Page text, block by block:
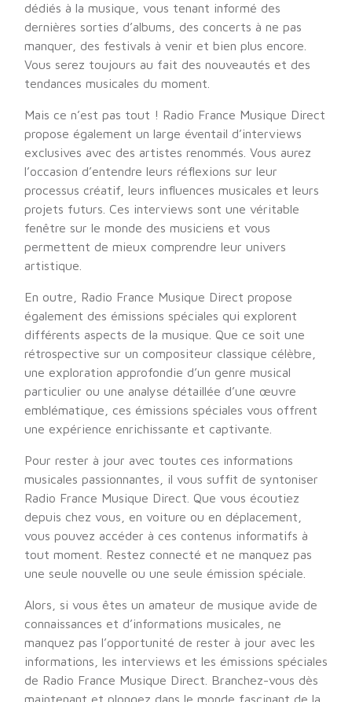
dédiés à la musique, vous tenant informé des
dernières sorties d’albums, des concerts à ne pas
manquer, des festivals à venir et bien plus encore.
Vous serez toujours au fait des nouveautés et des
tendances musicales du moment.
Mais ce n’est pas tout ! Radio France Musique Direct
propose également un large éventail d’interviews
exclusives avec des artistes renommés. Vous aurez
l’occasion d’entendre leurs réflexions sur leur
processus créatif, leurs influences musicales et leurs
projets futurs. Ces interviews sont une véritable
fenêtre sur le monde des musiciens et vous
permettent de mieux comprendre leur univers
artistique.
En outre, Radio France Musique Direct propose
également des émissions spéciales qui explorent
différents aspects de la musique. Que ce soit une
rétrospective sur un compositeur classique célèbre,
une exploration approfondie d’un genre musical
particulier ou une analyse détaillée d’une œuvre
emblématique, ces émissions spéciales vous offrent
une expérience enrichissante et captivante.
Pour rester à jour avec toutes ces informations
musicales passionnantes, il vous suffit de syntoniser
Radio France Musique Direct. Que vous écoutiez
depuis chez vous, en voiture ou en déplacement,
vous pouvez accéder à ces contenus informatifs à
tout moment. Restez connecté et ne manquez pas
une seule nouvelle ou une seule émission spéciale.
Alors, si vous êtes un amateur de musique avide de
connaissances et d’informations musicales, ne
manquez pas l’opportunité de rester à jour avec les
informations, les interviews et les émissions spéciales
de Radio France Musique Direct. Branchez-vous dès
maintenant et plongez dans le monde fascinant de la